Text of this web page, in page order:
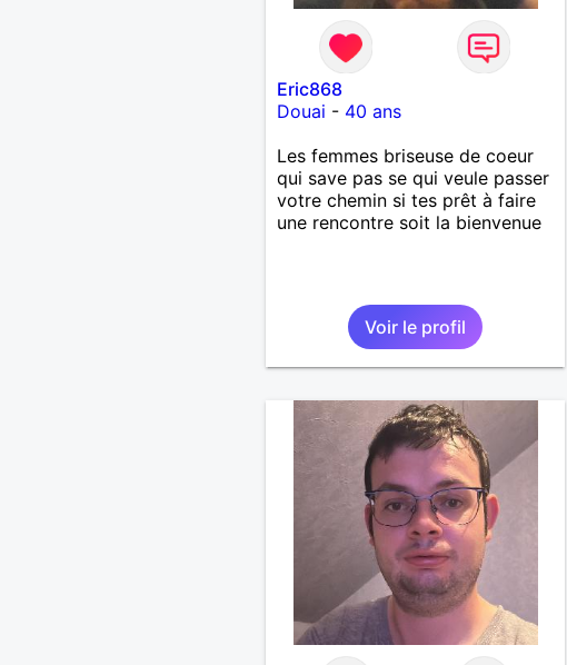
Eric868
Douai - 40 ans
Les femmes briseuse de coeur
qui save pas se qui veule passer
votre chemin si tes prêt à faire
une rencontre soit la bienvenue
Voir le profil